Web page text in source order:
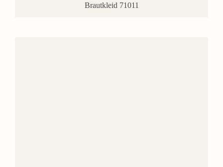
Brautkleid 71011